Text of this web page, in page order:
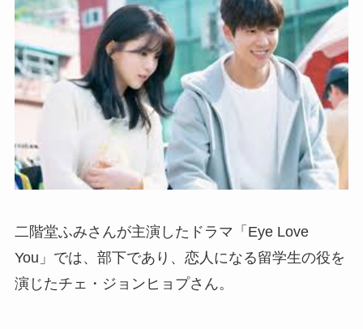
二階堂ふみさんが主演したドラマ「Eye Love
You」では、部下であり、恋人になる留学生の役を
演じたチェ・ジョンヒョプさん。